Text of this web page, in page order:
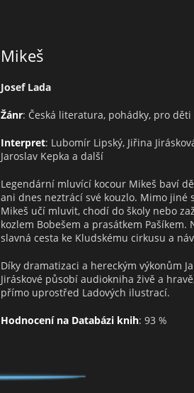
Mikeš
Josef Lada
Žánr: Česká literatura, pohádky, pro děti
Interpret: Lubomír Lipský, Jiřina
Jaroslav Kepka a další
Legendární mluvící kocour Mikeš baví
ani dnes neztrácí své kouzlo. Mimo jiné
Mikeš učí mluvit, chodí do školy nebo
kozlem Bobešem a prasátkem Pašíkem.
slavná cesta ke Kludskému cirkusu a
Díky dramatizaci a hereckým výkonům
Jiráskové působí audiokniha živě a
přímo uprostřed Ladových ilustrací.
Hodnocení na Databázi knih: 93 %